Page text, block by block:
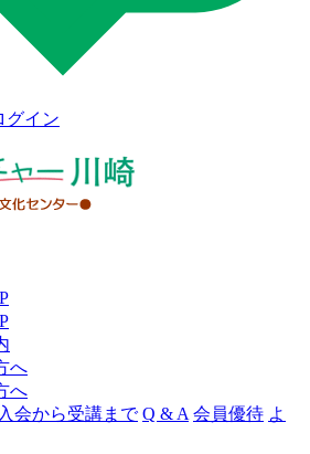
グイン
ャ
へ
へ
入会から受講まで Q & A 会員優待 よ